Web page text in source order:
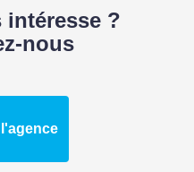
121.18 m2
intéresse ?
nous